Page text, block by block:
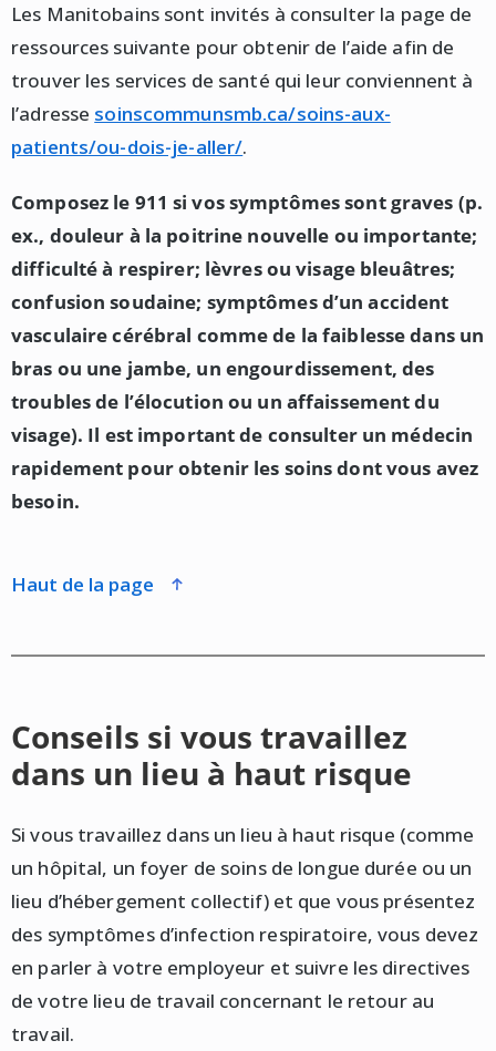
Les Manitobains sont invités à consulter la page de
ressources suivante pour obtenir de l’aide afin de
trouver les services de santé qui leur conviennent à
l’adresse soinscommunsmb.ca/soins-aux-
patients/ou-dois-je-aller/.
Composez le 911 si vos symptômes sont graves (p.
ex., douleur à la poitrine nouvelle ou importante;
difficulté à respirer; lèvres ou visage bleuâtres;
confusion soudaine; symptômes d’un accident
vasculaire cérébral comme de la faiblesse dans un
bras ou une jambe, un engourdissement, des
troubles de l’élocution ou un affaissement du
visage). Il est important de consulter un médecin
rapidement pour obtenir les soins dont vous avez
besoin.
haut de la page
Conseils si vous travaillez
dans un lieu à haut risque
Si vous travaillez dans un lieu à haut risque (comme
un hôpital, un foyer de soins de longue durée ou un
lieu d’hébergement collectif) et que vous présentez
des symptômes d’infection respiratoire, vous devez
en parler à votre employeur et suivre les directives
de votre lieu de travail concernant le retour au
travail.